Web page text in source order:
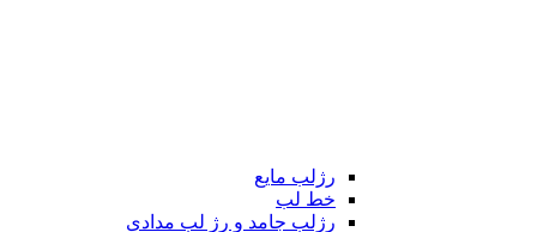
رژلب مایع
خط لب
رژلب جامد و رژ لب مدادی